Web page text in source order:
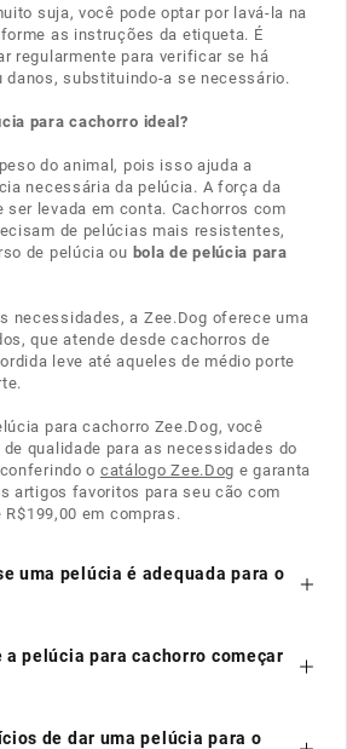
suja, você pode optar por lavá-la na
as instruções da etiqueta. É
regularmente para verificar se há
danos, substituindo-a se necessário.
para cachorro ideal?
do animal, pois isso ajuda a
necessária da pelúcia. A força da
ser levada em conta. Cachorros com
de pelúcias mais resistentes,
de pelúcia ou bola de pelúcia para
necessidades, a Zee.Dog oferece uma
que atende desde cachorros de
leve até aqueles de médio porte
para cachorro Zee.Dog, você
qualidade para as necessidades do
o catálogo Zee.Dog e garanta
artigos favoritos para seu cão com
em compras.
uma pelúcia é adequada para o
é adequada para o seu
tamanho, o peso e a força da
de alta qualidade, como as da
a pelúcia para cachorro começar
começar a rasgar, é
de dar uma pelúcia para o